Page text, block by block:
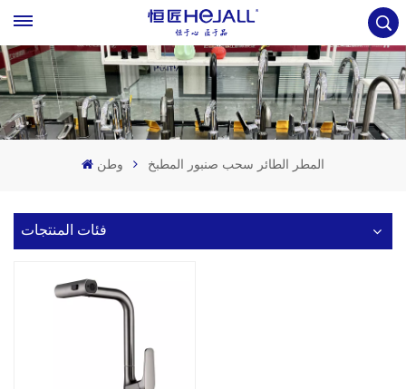
وطن المطر الطائر سحب صنبور المطبخ
فئات المنتجات